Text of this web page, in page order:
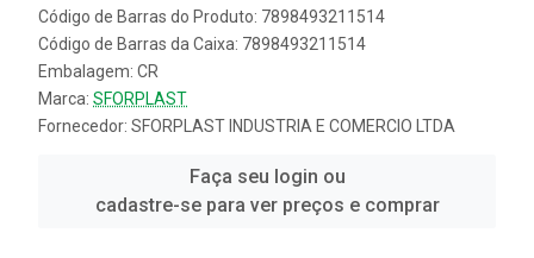
Código de Barras do Produto: 7898493211514
Código de Barras da Caixa: 7898493211514
Embalagem: CR
Marca: SFORPLAST
Fornecedor: SFORPLAST INDUSTRIA E COMERCIO LTDA
Faça seu login ou
cadastre-se para ver preços e comprar